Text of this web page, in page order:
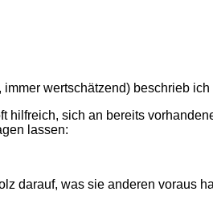
wertschätzend) beschrieb
hilfreich, sich an bereits
lassen:
darauf, was sie anderen voraus